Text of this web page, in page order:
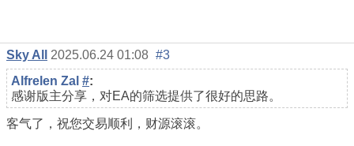
Sky All 2025.06.24 01:08 #3
Alfrelen Zal #:
感谢版主分享，对EA的筛选提供了很好的思路。
客气了，祝您交易顺利，财源滚滚。